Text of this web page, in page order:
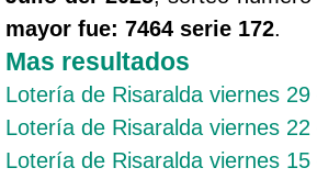
mayor fue: 7464 serie 172.
Mas resultados
Lotería de Risaralda viernes
Lotería de Risaralda viernes
Lotería de Risaralda viernes